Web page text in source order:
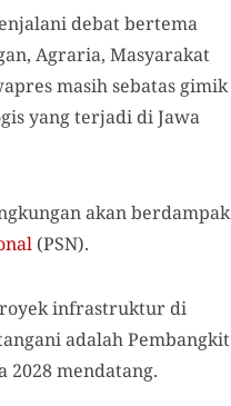
debat bertema
Agraria, Masyarakat
masih sebatas gimik
yang terjadi di Jawa
akan berdampak
(PSN).
infrastruktur di
adalah Pembangkit
2028 mendatang.